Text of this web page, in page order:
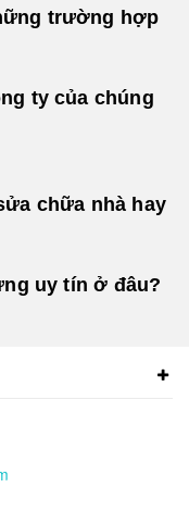
trường hợp
ty của chúng
chữa nhà hay
uy tín ở đâu?